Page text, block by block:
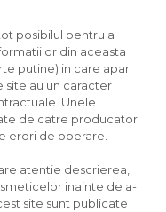
posibilul pentru a
din aceasta
putine) in care apar
au un caracter
Unele
de catre producator
erori de operare.
atentie descrierea,
inainte de a-l
site sunt publicate